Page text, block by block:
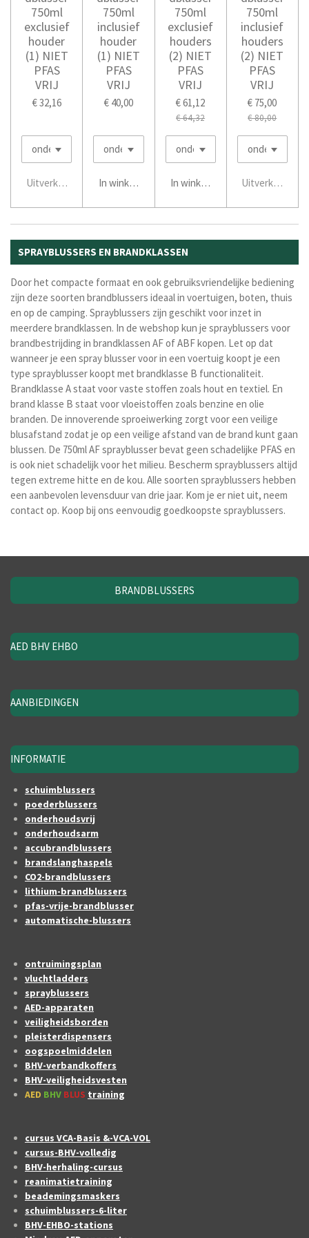
750ml
exclusief
houder
(1) NIET
PFAS
VRIJ
€ 32,16
Uitverkocht
750ml
inclusief
houder
(1) NIET
PFAS
VRIJ
€ 40,00
In winkelwagen
750ml
exclusief
houders
(2) NIET
PFAS
VRIJ
€ 61,12
€ 64,32
In winkelwagen
750ml
inclusief
houders
(2) NIET
PFAS
VRIJ
€ 75,00
€ 80,00
Uitverkocht
SPRAYBLUSSERS EN BRANDKLASSEN
Door het compacte formaat en ook gebruiksvriendelijke bediening
zijn deze soorten brandblussers ideaal in voertuigen, boten, thuis
en op de camping. Sprayblussers zijn geschikt voor inzet in
meerdere brandklassen. In de webshop kun je sprayblussers voor
brandbestrijding in brandklassen AF of ABF kopen. Let op dat
wanneer je een spray blusser voor in een voertuig koopt je een
type sprayblusser koopt met brandklasse B functionaliteit.
Brandklasse A staat voor vaste stoffen zoals hout en textiel. En
brand klasse B staat voor vloeistoffen zoals benzine en olie
branden. De innoverende sproeiwerking zorgt voor een veilige
blusafstand zodat je op een veilige afstand van de brand kunt gaan
blussen. De 750ml AF sprayblusser bevat geen schadelijke PFAS en
is ook niet schadelijk voor het milieu. Bescherm sprayblussers altijd
tegen extreme hitte en de kou. Alle soorten sprayblussers hebben
een aanbevolen levensduur van drie jaar. Kom je er niet uit, neem
contact op. Koop bij ons eenvoudig goedkoopste sprayblussers.
BRANDBLUSSERS
AED BHV EHBO
AANBIEDINGEN
INFORMATIE
schuimblussers
poederblussers
onderhoudsvrij
onderhoudsarm
accubrandblussers
brandslanghaspels
CO2-brandblussers
lithium-brandblussers
pfas-vrije-brandblusser
automatische-blussers
ontruimingsplan
vluchtladders
sprayblussers
AED-apparaten
veiligheidsborden
pleisterdispensers
oogspoelmiddelen
BHV-verbandkoffers
BHV-veiligheidsvesten
AED BHV BLUS training
cursus VCA-Basis &-VCA-VOL
cursus-BHV-volledig
BHV-herhaling-cursus
reanimatietraining
beademingsmaskers
schuimblussers-6-liter
BHV-EHBO-stations